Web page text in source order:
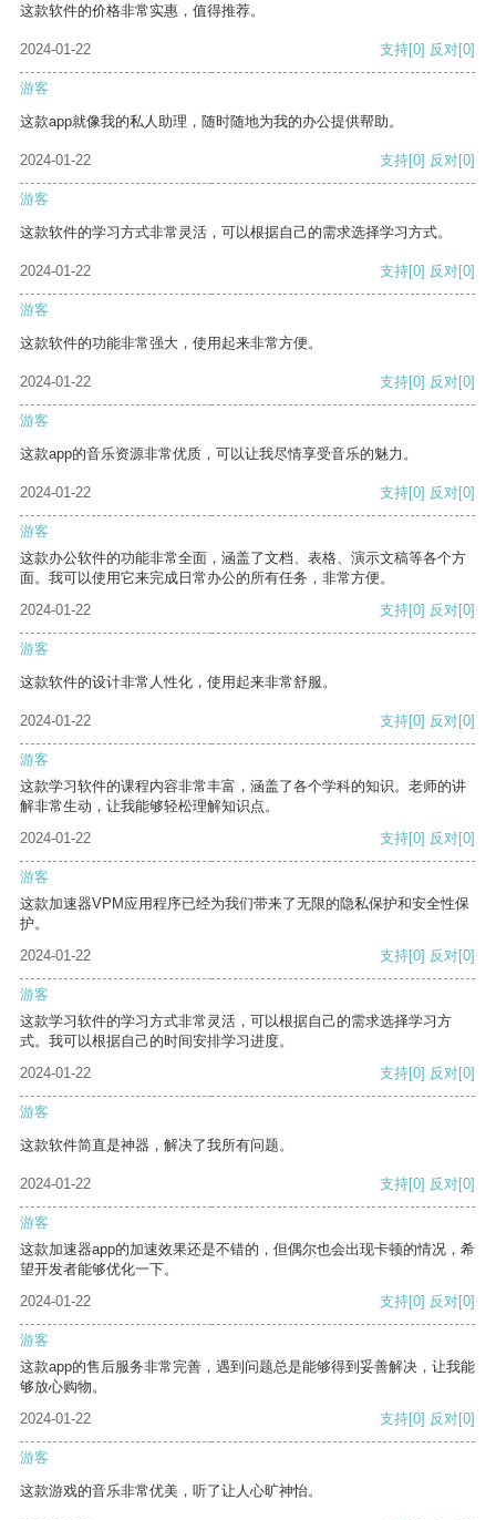
这款软件的价格非常实惠，值得推荐。
2024-01-22 支持[0] 反对[0]
游客
这款app就像我的私人助理，随时随地为我的办公提供帮助。
2024-01-22 支持[0] 反对[0]
游客
这款软件的学习方式非常灵活，可以根据自己的需求选择学习方式。
2024-01-22 支持[0] 反对[0]
游客
这款软件的功能非常强大，使用起来非常方便。
2024-01-22 支持[0] 反对[0]
游客
这款app的音乐资源非常优质，可以让我尽情享受音乐的魅力。
2024-01-22 支持[0] 反对[0]
游客
这款办公软件的功能非常全面，涵盖了文档、表格、演示文稿等各个方
面。我可以使用它来完成日常办公的所有任务，非常方便。
2024-01-22
支持[0] 反对[0]
游客
这款软件的设计非常人性化，使用起来非常舒服。
2024-01-22 支持[0] 反对[0]
游客
这款学习软件的课程内容非常丰富，涵盖了各个学科的知识。老师的讲
解非常生动，让我能够轻松理解知识点。
2024-01-22
支持[0] 反对[0]
游客
这款加速器VPM应用程序已经为我们带来了无限的隐私保护和安全性保
护。
2024-01-22
支持[0] 反对[0]
游客
这款学习软件的学习方式非常灵活，可以根据自己的需求选择学习方
式。我可以根据自己的时间安排学习进度。
2024-01-22
支持[0] 反对[0]
游客
这款软件简直是神器，解决了我所有问题。
2024-01-22 支持[0] 反对[0]
游客
这款加速器app的加速效果还是不错的，但偶尔也会出现卡顿的情况，希
望开发者能够优化一下。
2024-01-22
支持[0] 反对[0]
游客
这款app的售后服务非常完善，遇到问题总是能够得到妥善解决，让我能
够放心购物。
2024-01-22
支持[0] 反对[0]
游客
这款游戏的音乐非常优美，听了让人心旷神怡。